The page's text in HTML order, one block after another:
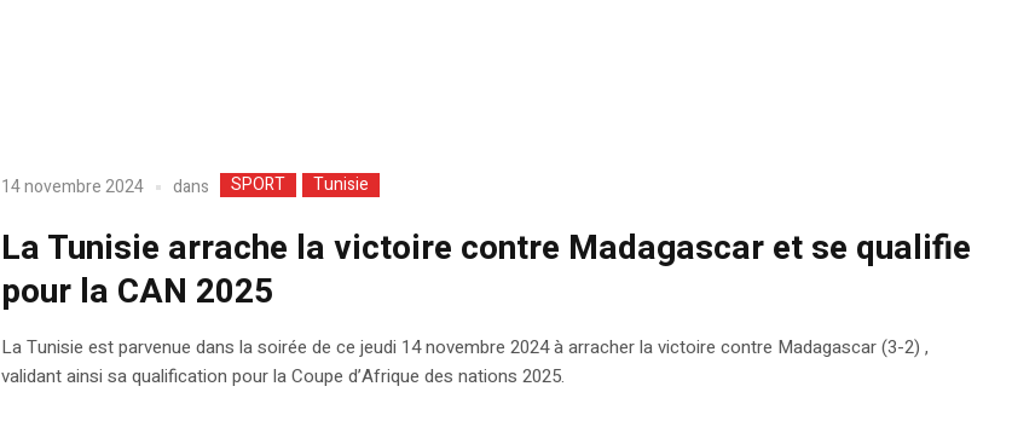
14 novembre 2024 dans SPORT Tunisie
La Tunisie arrache la victoire contre Madagascar et se qualifie
pour la CAN 2025
La Tunisie est parvenue dans la soirée de ce jeudi 14 novembre 2024 à arracher la victoire contre Madagascar (3-2) ,
validant ainsi sa qualification pour la Coupe d’Afrique des nations 2025.